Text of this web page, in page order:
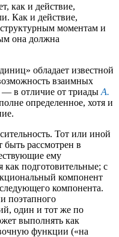
как и действие,
Как и действие,
моментам и
она должна
обладает известной
взаимных
в отличие от триады А.
определенное, хотя и
Тот или иной
рассмотрен в
ему
подготовительные; с
компонент
компонента.
поэтапного
один и тот же по
выполнять как
функции («на